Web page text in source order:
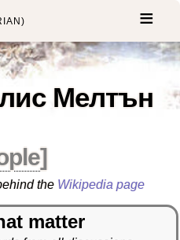
Мелтън
]
the Wikipedia page
matter